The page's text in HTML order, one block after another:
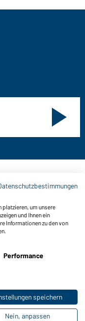
platzieren, um unsere
und Ihnen ein
Informationen zu den von
Performance
speichern
Nein, anpassen